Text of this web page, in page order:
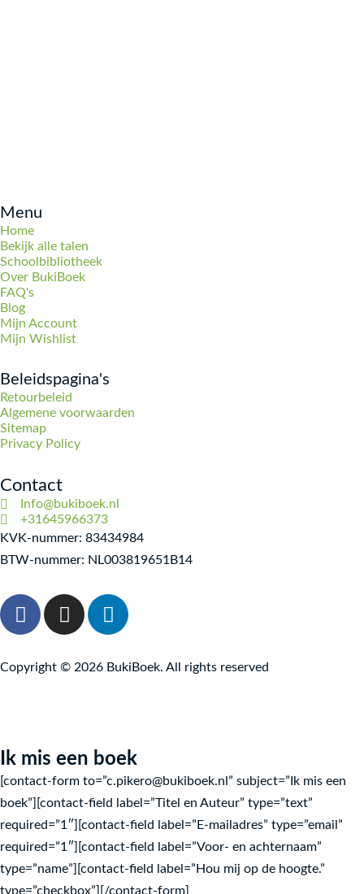
Menu
Home
Bekijk alle talen
Schoolbibliotheek
Over BukiBoek
FAQ's
Blog
Mijn Account
Mijn Wishlist
Beleidspagina's
Retourbeleid
Algemene voorwaarden
Sitemap
Privacy Policy
Contact
Info@bukiboek.nl
+31645966373
KVK-nummer: 83434984
BTW-nummer: NL003819651B14
F
a
e
-
f
I
n
t
m
L
i
k
Copyright © 2026 BukiBoek. All rights reserved
Ik mis een boek
[contact-form to=”c.pikero@bukiboek.nl” subject=”Ik mis een
boek”][contact-field label=”Titel en Auteur” type=”text”
required=”1″][contact-field label=”E-mailadres” type=”email”
required=”1″][contact-field label=”Voor- en achternaam”
type=”name”][contact-field label=”Hou mij op de hoogte.”
type=”checkbox”][/contact-form]